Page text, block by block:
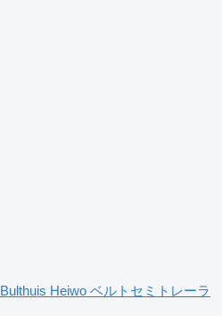
Bulthuis Heiwo ベルトセミトレーラ